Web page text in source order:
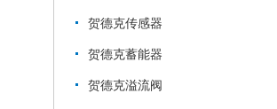
贺德克传感器
贺德克蓄能器
贺德克溢流阀